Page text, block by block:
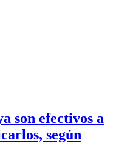
son efectivos a
según